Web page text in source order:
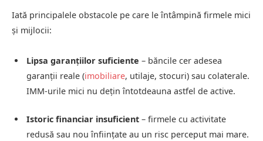
Iată principalele obstacole pe care le întâmpină firmele mici
și mijlocii:
Lipsa garanțiilor suficiente – băncile cer adesea
garanții reale (imobiliare, utilaje, stocuri) sau colaterale.
IMM‑urile mici nu dețin întotdeauna astfel de active.
Istoric financiar insuficient – firmele cu activitate
redusă sau nou înființate au un risc perceput mai mare.